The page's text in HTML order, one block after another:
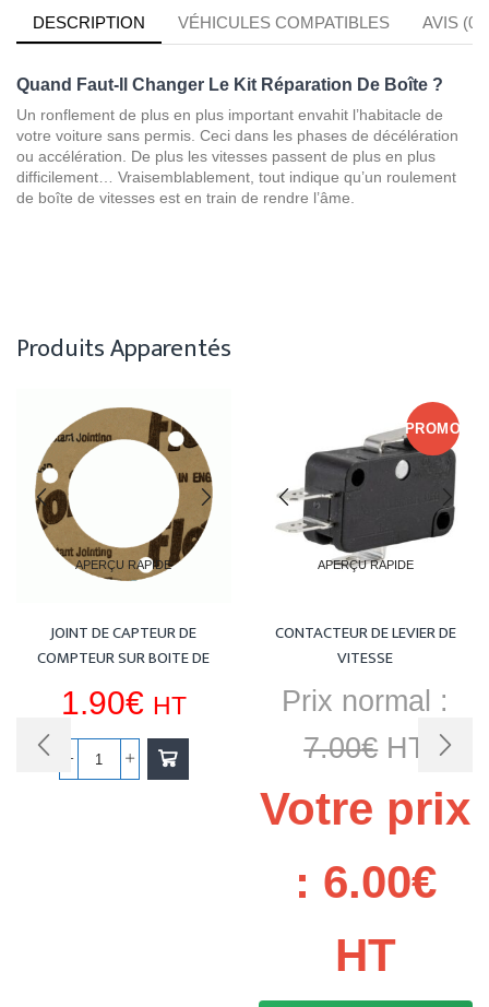
DESCRIPTION VÉHICULES COMPATIBLES AVIS (0)
Quand Faut-Il Changer Le Kit Réparation De Boîte ?
Un ronflement de plus en plus important envahit l’habitacle de
votre voiture sans permis. Ceci dans les phases de décélération
ou accélération. De plus les vitesses passent de plus en plus
difficilement… Vraisemblablement, tout indique qu’un roulement
de boîte de vitesses est en train de rendre l’âme.
Produits Apparentés
APERÇU RAPIDE
JOINT DE CAPTEUR DE
COMPTEUR SUR BOITE DE
1.90€ HT
quantité
PROMO
APERÇU RAPIDE
CONTACTEUR DE LEVIER DE
VITESSE
Prix normal :
7.00€HT
Votre prix
: 6.00€
HT